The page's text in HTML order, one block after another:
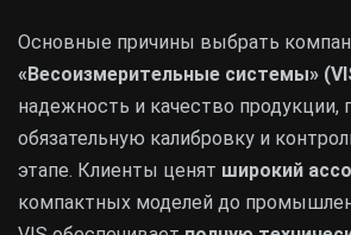
Основные причины выбрать
«Весоизмерительные системы»
надежность и качество продукции,
обязательную калибровку и
этапе. Клиенты ценят широкий
компактных моделей до